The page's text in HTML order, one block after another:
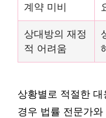
계약 미비
상대방의 재정
적 어려움
상황별로 적절한
경우 법률 전문가